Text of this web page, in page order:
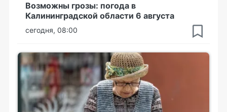
Возможны грозы: погода в
Калининградской области 6 августа
сегодня, 08:00